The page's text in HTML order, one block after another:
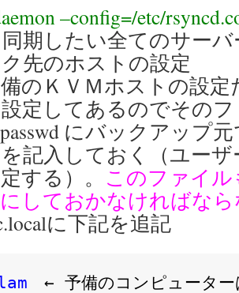
–config=/etc/
期したい全てのサー
先のホストの設定
のＫＶＭホストの設定
定してあるのでその
にバックアップ
記入しておく（ユーザ
する）。 このファイ
しておかなければな
に下記を追記
← 予備のコンピュータ